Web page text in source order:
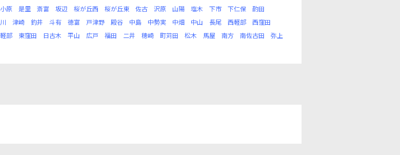
小原 是里 斎富 坂辺 桜が丘西 桜が丘東 佐古 沢原 山陽 塩木 下市 下仁保
酌田
津崎 釣井 斗有 徳富 戸津野 殿谷 中島 中勢実 中畑 中山 長尾 西軽部
西窪田
部 東窪田 日古木 平山 広戸 福田 二井 穂崎 町苅田 松木 馬屋 南方 南佐古田
弥上